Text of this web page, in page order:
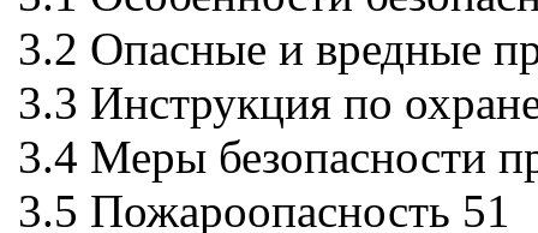
3.2 Опасные и вредные
3.3 Инструкция по
3.4 Меры безопасности
3.5 Пожароопасность 51